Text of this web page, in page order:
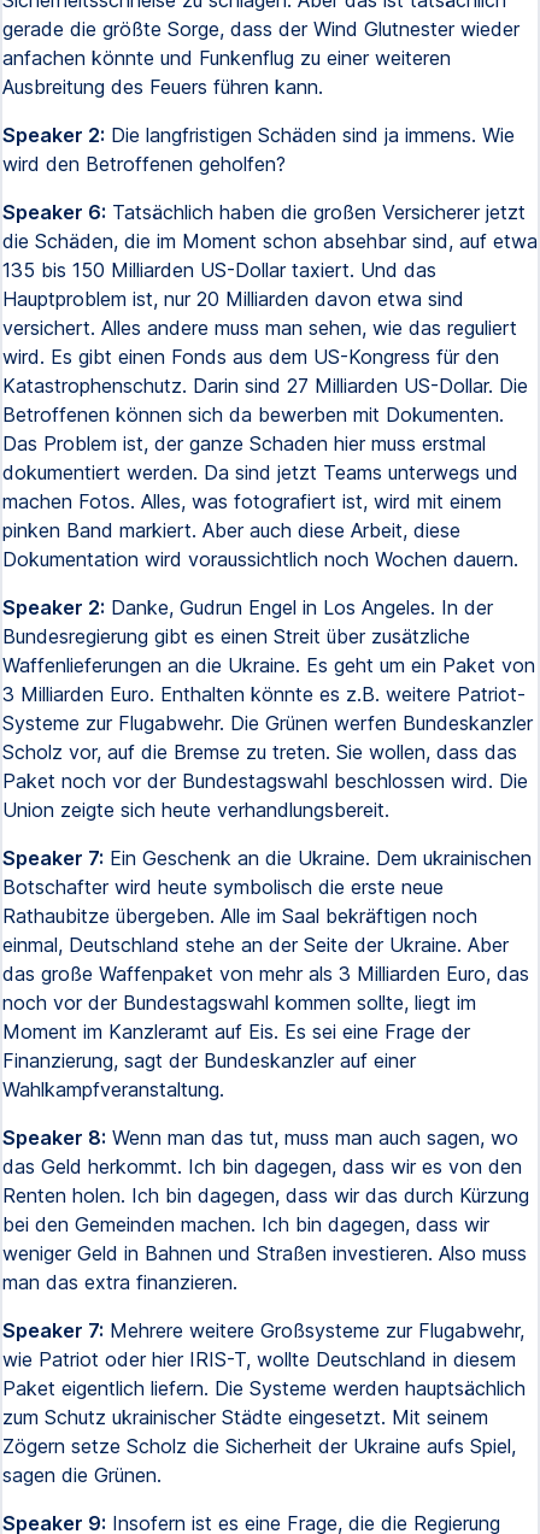
gerade die größte Sorge, dass der Wind Glutnester wieder
anfachen könnte und Funkenflug zu einer weiteren
Ausbreitung des Feuers führen kann.
Speaker 2: Die langfristigen Schäden sind ja immens. Wie
wird den Betroffenen geholfen?
Speaker 6: Tatsächlich haben die großen Versicherer jetzt
die Schäden, die im Moment schon absehbar sind, auf etwa
135 bis 150 Milliarden US-Dollar taxiert. Und das
Hauptproblem ist, nur 20 Milliarden davon etwa sind
versichert. Alles andere muss man sehen, wie das reguliert
wird. Es gibt einen Fonds aus dem US-Kongress für den
Katastrophenschutz. Darin sind 27 Milliarden US-Dollar. Die
Betroffenen können sich da bewerben mit Dokumenten.
Das Problem ist, der ganze Schaden hier muss erstmal
dokumentiert werden. Da sind jetzt Teams unterwegs und
machen Fotos. Alles, was fotografiert ist, wird mit einem
pinken Band markiert. Aber auch diese Arbeit, diese
Dokumentation wird voraussichtlich noch Wochen dauern.
Speaker 2: Danke, Gudrun Engel in Los Angeles. In der
Bundesregierung gibt es einen Streit über zusätzliche
Waffenlieferungen an die Ukraine. Es geht um ein Paket von
3 Milliarden Euro. Enthalten könnte es z.B. weitere Patriot-
Systeme zur Flugabwehr. Die Grünen werfen Bundeskanzler
Scholz vor, auf die Bremse zu treten. Sie wollen, dass das
Paket noch vor der Bundestagswahl beschlossen wird. Die
Union zeigte sich heute verhandlungsbereit.
Speaker 7: Ein Geschenk an die Ukraine. Dem ukrainischen
Botschafter wird heute symbolisch die erste neue
Rathaubitze übergeben. Alle im Saal bekräftigen noch
einmal, Deutschland stehe an der Seite der Ukraine. Aber
das große Waffenpaket von mehr als 3 Milliarden Euro, das
noch vor der Bundestagswahl kommen sollte, liegt im
Moment im Kanzleramt auf Eis. Es sei eine Frage der
Finanzierung, sagt der Bundeskanzler auf einer
Wahlkampfveranstaltung.
Speaker 8: Wenn man das tut, muss man auch sagen, wo
das Geld herkommt. Ich bin dagegen, dass wir es von den
Renten holen. Ich bin dagegen, dass wir das durch Kürzung
bei den Gemeinden machen. Ich bin dagegen, dass wir
weniger Geld in Bahnen und Straßen investieren. Also muss
man das extra finanzieren.
Speaker 7: Mehrere weitere Großsysteme zur Flugabwehr,
wie Patriot oder hier IRIS-T, wollte Deutschland in diesem
Paket eigentlich liefern. Die Systeme werden hauptsächlich
zum Schutz ukrainischer Städte eingesetzt. Mit seinem
Zögern setze Scholz die Sicherheit der Ukraine aufs Spiel,
sagen die Grünen.
Speaker 9: Insofern ist es eine Frage, die die Regierung